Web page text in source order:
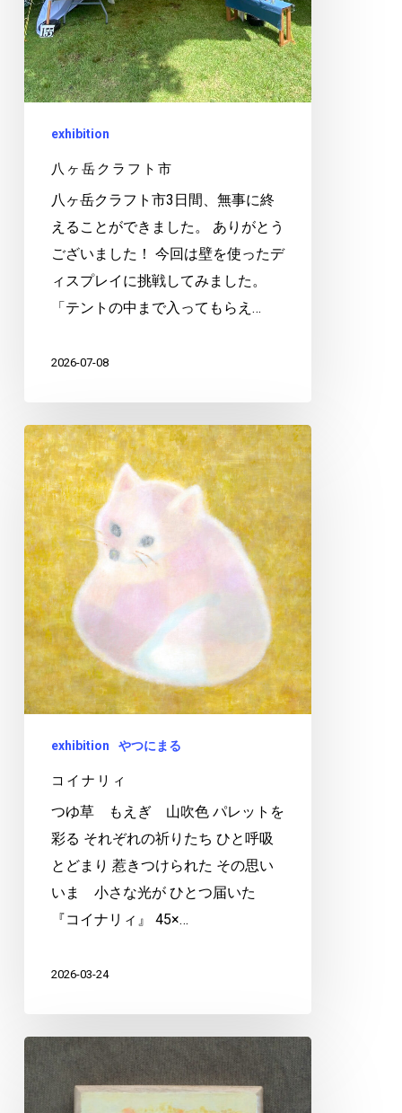
exhibition
八ヶ岳クラフト市
八ヶ岳クラフト市3日間、無事に終
えることができました。 ありがとう
ございました！ 今回は壁を使ったデ
ィスプレイに挑戦してみました。
「テントの中まで入ってもらえ…
2026-07-08
コ
イ
ナ
リ
ィ
exhibition やつにまる
コイナリィ
つゆ草 もえぎ 山吹色 パレットを
彩る それぞれの祈りたち ひと呼吸
とどまり 惹きつけられた その思い
いま 小さな光が ひとつ届いた
『コイナリィ』 45×…
2026-03-24
え
と